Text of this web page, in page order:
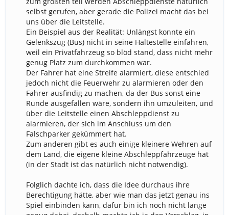
selbst gerufen, aber gerade die Polizei macht das bei
uns über die Leitstelle.
Ein Beispiel aus der Realität: Unlängst konnte ein
Gelenkszug (Bus) nicht in seine Haltestelle einfahren,
weil ein Privatfahrzeug so blöd stand, dass nicht mehr
genug Platz zum durchkommen war.
Der Fahrer hat eine Streife alarmiert, diese entschied
jedoch nicht die Feuerwehr zu alarmieren oder den
Fahrer ausfindig zu machen, da der Bus sonst eine
Runde ausgefallen wäre, sondern ihn umzuleiten, und
über die Leitstelle einen Abschleppdienst zu
alarmieren, der sich im Anschluss um den
Falschparker gekümmert hat.
Zum anderen gibt es auch einige kleinere Wehren auf
dem Land, die eigene kleine Abschleppfahrzeuge hat
(in der Stadt ist das natürlich nicht notwendig).
Folglich dachte ich, dass die Idee durchaus ihre
Berechtigung hätte, aber wie man das jetzt genau ins
Spiel einbinden kann, dafür bin ich noch nicht lange